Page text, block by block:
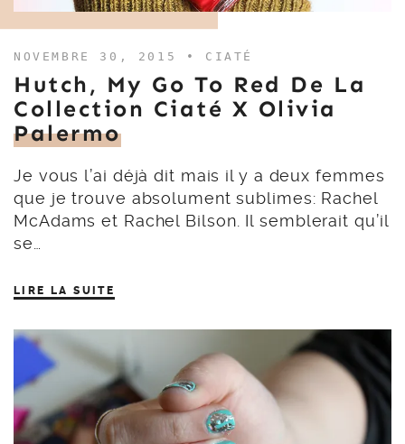
NOVEMBRE 30, 2015 • CIATÉ
Hutch, My Go To Red De La
Collection Ciaté X Olivia
Palermo
Je vous l’ai déjà dit mais il y a deux femmes
que je trouve absolument sublimes: Rachel
McAdams et Rachel Bilson. Il semblerait qu’il
se…
LIRE LA SUITE